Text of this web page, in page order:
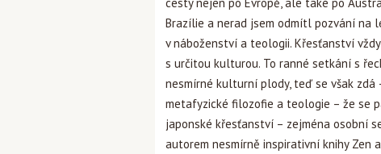
Brazílie a nerad jsem odmítl pozvání na
v náboženství a teologii. Křesťanství
s určitou kulturou. To ranné setkání s
nesmírné kulturní plody, teď se však
metafyzické filozofie a teologie – že se
japonské křesťanství – zejména osobní
autorem nesmírně inspirativní knihy Zen